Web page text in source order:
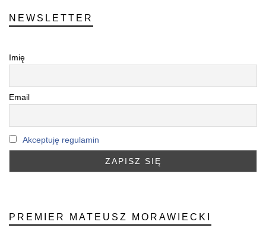
NEWSLETTER
Imię
Email
Akceptuję regulamin
PREMIER MATEUSZ MORAWIECKI